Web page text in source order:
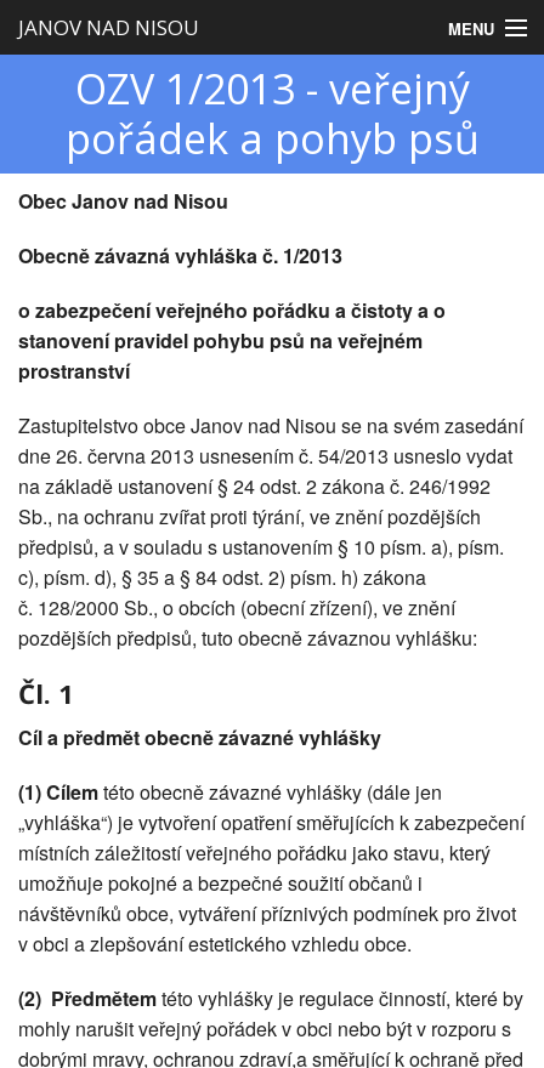
JANOV NAD NISOU MENU
Obecní úřad
OZV 1/2013 - veřejný
pořádek a pohyb psů
Obec Janov nad Nisou
Obecně závazná vyhláška č. 1/2013
o zabezpečení veřejného pořádku a čistoty a o
stanovení pravidel pohybu psů na veřejném
prostranství
Zastupitelstvo obce Janov nad Nisou se na svém zasedání
dne 26. června 2013 usnesením č. 54/2013 usneslo vydat
na základě ustanovení § 24 odst. 2 zákona č. 246/1992
Sb., na ochranu zvířat proti týrání, ve znění pozdějších
předpisů, a v souladu s ustanovením § 10 písm. a), písm.
c), písm. d), § 35 a § 84 odst. 2) písm. h) zákona
č. 128/2000 Sb., o obcích (obecní zřízení), ve znění
pozdějších předpisů, tuto obecně závaznou vyhlášku:
Čl. 1
Cíl a předmět obecně závazné vyhlášky
(1)Cílemtéto obecně závazné vyhlášky (dále jen
„vyhláška“) je vytvoření opatření směřujících k zabezpečení
místních záležitostí veřejného pořádku jako stavu, který
umožňuje pokojné a bezpečné soužití občanů i
návštěvníků obce, vytváření příznivých podmínek pro život
v obci a zlepšování estetického vzhledu obce.
(2) Předmětemtéto vyhlášky je regulace činností, které by
mohly narušit veřejný pořádek v obci nebo být v rozporu s
dobrými mravy, ochranou zdraví,a směřující k ochraně před